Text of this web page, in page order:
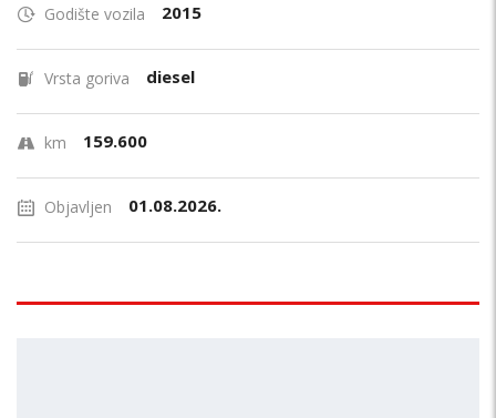
Godište vozila 2015
Vrsta goriva diesel
km 159.600
Objavljen 01.08.2026.